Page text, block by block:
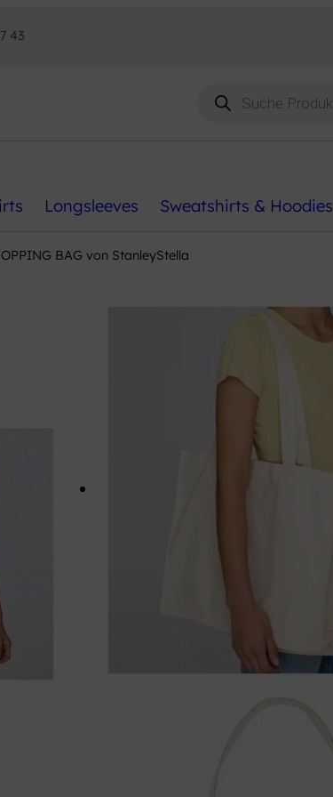
43
Products
search
Longsleeves Sweatshirts & Hoodies
BAG von StanleyStella